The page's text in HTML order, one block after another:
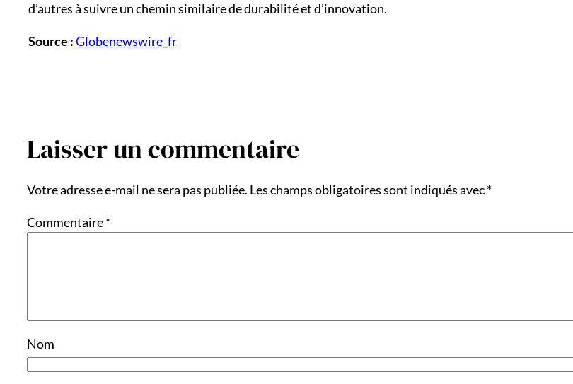
d’autres à suivre un chemin similaire de durabilité et d’innovation.
Source :Globenewswire_fr
Laisser un commentaire
Votre adresse e-mail ne sera pas publiée. Les champs obligatoires sont indiqués avec*
Commentaire*
Nom